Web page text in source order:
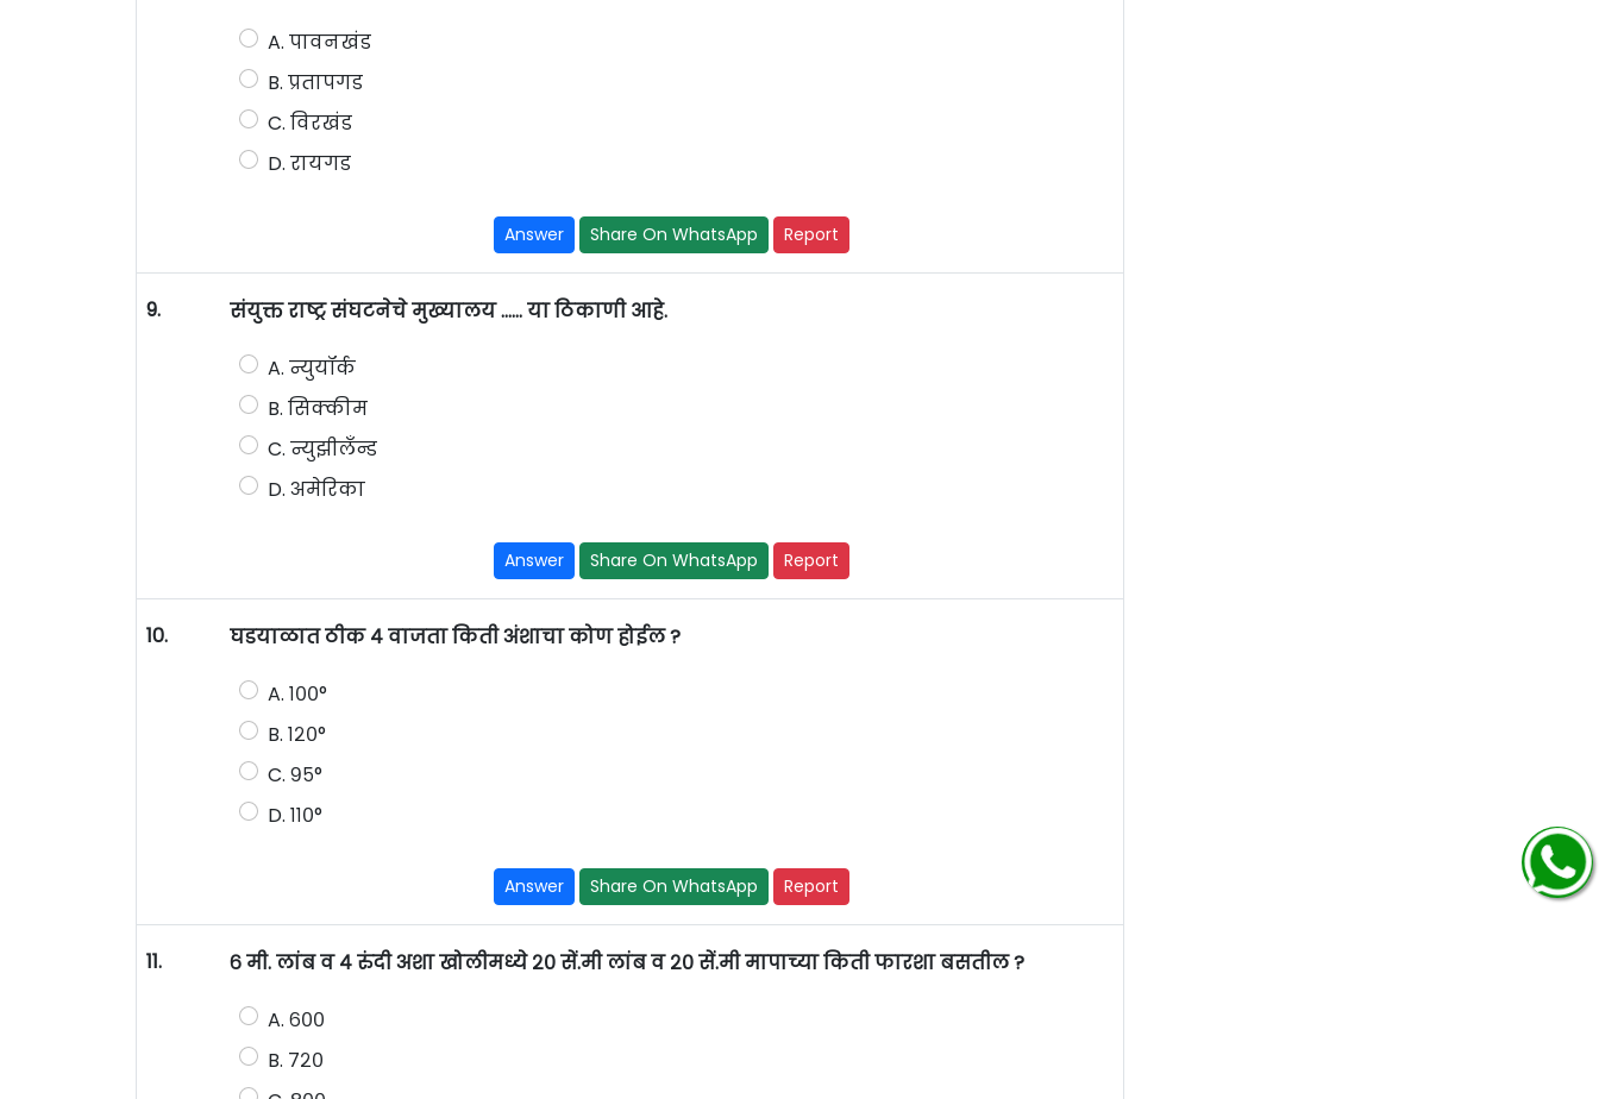
A. पावनखंड
B. प्रतापगड
C. विरखंड
D. रायगड
Answer Share On WhatsApp Report
9. संयुक्त राष्ट्र संघटनेचे मुख्यालय …… या ठिकाणी आहे.
A. न्युयॉर्क
B. सिक्कीम
C. न्युझीलँन्ड
D. अमेरिका
Answer Share On WhatsApp Report
10. घडयाळात ठीक ४ वाजता किती अंशाचा कोण होईल ?
A. १००°
B. १२०°
C. ९५°
D. ११०°
Answer Share On WhatsApp Report
11. ६ मी. लांब व ४ रुंदी अशा खोलीमध्ये २० सें.मी लांब व २० सें.मी मापाच्या किती फारशा बसतील ?
A. ६००
B. ७२०